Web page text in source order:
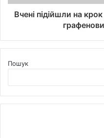
Вчені підійшли на
Пошук